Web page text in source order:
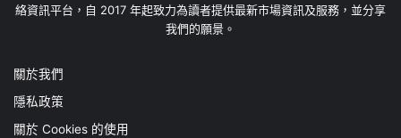
絡資訊平台，自 2017 年起致力為讀者提供最新市場資訊及服務，並分享
我們的願景。
關於我們
隱私政策
關於 Cookies 的使用